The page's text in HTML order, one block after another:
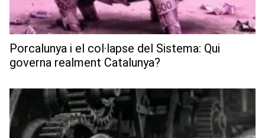
Porcalunya i el col·lapse del Sistema: Qui
governa realment Catalunya?